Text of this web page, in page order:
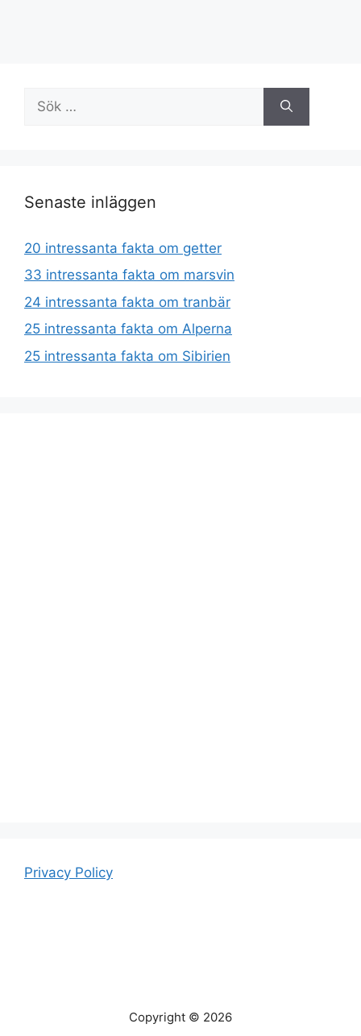
efter:
Senaste inläggen
20 intressanta fakta om getter
33 intressanta fakta om marsvin
24 intressanta fakta om tranbär
25 intressanta fakta om Alperna
25 intressanta fakta om Sibirien
Privacy Policy
Copyright © 2026